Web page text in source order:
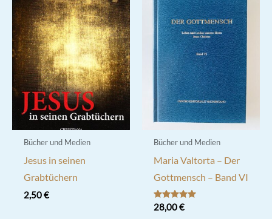
Bücher und Medien
Jesus in seinen
Grabtüchern
2,50€
Bücher und Medien
Maria Valtorta – Der
Gottmensch – Band VI
Bewertet mit
5.00
28,00€